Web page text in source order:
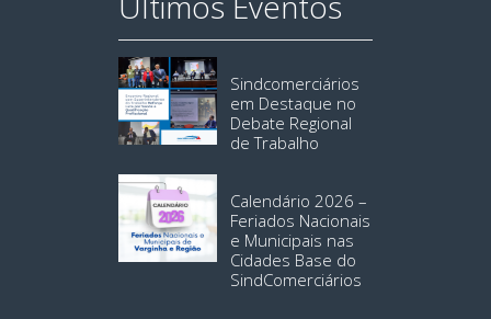
Sindcomerciários
em Destaque no
Debate Regional
de Trabalho
Calendário 2026 –
Feriados Nacionais
e Municipais nas
Cidades Base do
SindComerciários